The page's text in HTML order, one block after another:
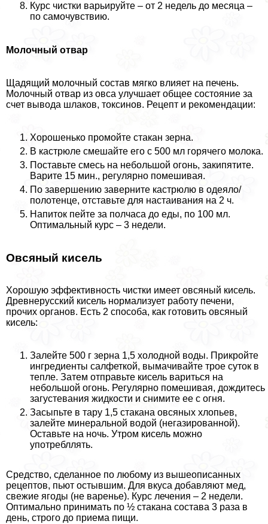
Курс чистки варьируйте – от 2 недель до месяца –
по самочувствию.
Молочный отвар
Щадящий молочный состав мягко влияет на печень.
Молочный отвар из овса улучшает общее состояние за
счет вывода шлаков, токсинов. Рецепт и рекомендации:
Хорошенько промойте стакан зерна.
В кастрюле смешайте его с 500 мл горячего молока.
Поставьте смесь на небольшой огонь, закипятите.
Варите 15 мин., регулярно помешивая.
По завершению заверните кастрюлю в одеяло/
полотенце, отставьте для настаивания на 2 ч.
Напиток пейте за полчаса до еды, по 100 мл.
Оптимальный курс – 3 недели.
Овсяный кисель
Хорошую эффективность чистки имеет овсяный кисель.
Древнерусский кисель нормализует работу печени,
прочих органов. Есть 2 способа, как готовить овсяный
кисель:
Залейте 500 г зерна 1,5 холодной воды. Прикройте
ингредиенты салфеткой, вымачивайте трое суток в
тепле. Затем отправьте кисель вариться на
небольшой огонь. Регулярно помешивая, дождитесь
загустевания жидкости и снимите ее с огня.
Засыпьте в тару 1,5 стакана овсяных хлопьев,
залейте минеральной водой (негазированной).
Оставьте на ночь. Утром кисель можно
употрeбллять.
Средство, сделанное по любому из вышеописанных
рецептов, пьют остывшим. Для вкуса добавляют мед,
свежие ягоды (не варенье). Курс лечения – 2 недели.
Оптимально принимать по ½ стакана состава 3 раза в
день, строго до приема пищи.